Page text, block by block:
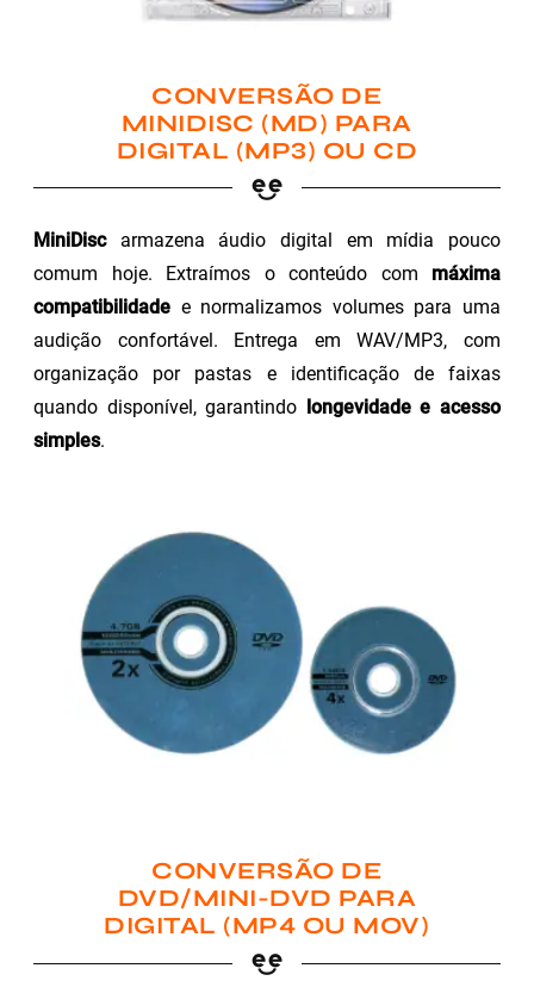
CONVERSÃO DE
MINIDISC (MD) PARA
DIGITAL (MP3) OU CD
MiniDiscarmazena áudio digital em mídia pouco
comum hoje. Extraímos o conteúdo com máxima
compatibilidade e normalizamos volumes para uma
audição confortável. Entrega em WAV/MP3, com
organização por pastas e identificação de faixas
quando disponível, garantindo longevidade e acesso
simples.
CONVERSÃO DE
DVD/MINI-DVD PARA
DIGITAL (MP4 OU MOV)